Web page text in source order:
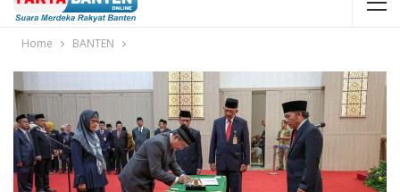
Home BANTEN